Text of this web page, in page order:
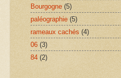
Bourgogne (5)
paléographie (5)
rameaux cachés (4)
06 (3)
84 (2)